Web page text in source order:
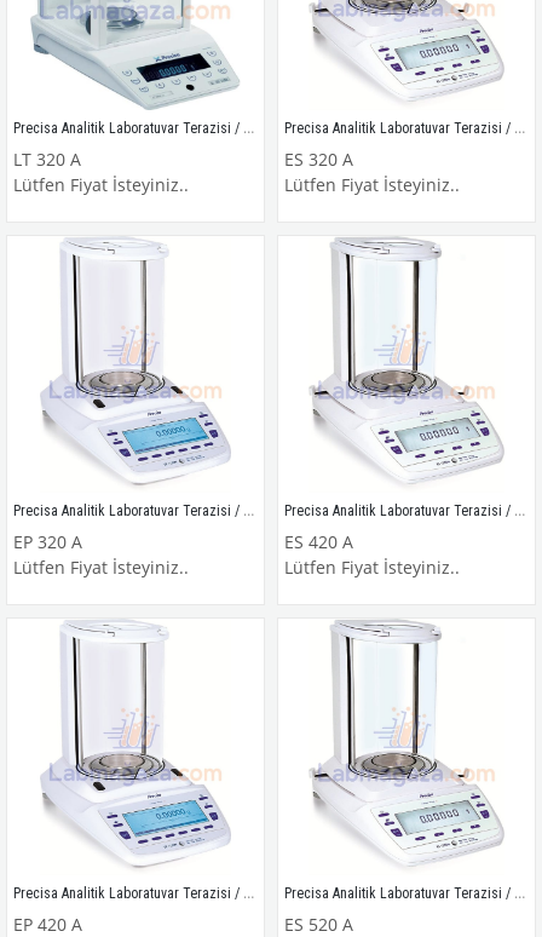
Precisa Analitik Laboratuvar Terazisi / LT 320 A
LT 320 A
Lütfen Fiyat İsteyiniz..
Precisa Analitik Laboratuvar Terazisi / ES 320 A
ES 320 A
Lütfen Fiyat İsteyiniz..
Precisa Analitik Laboratuvar Terazisi / EP 320 A
EP 320 A
Lütfen Fiyat İsteyiniz..
Precisa Analitik Laboratuvar Terazisi / ES 420 A
ES 420 A
Lütfen Fiyat İsteyiniz..
Precisa Analitik Laboratuvar Terazisi / EP 420 A
EP 420 A
Precisa Analitik Laboratuvar Terazisi / ES 520 A
ES 520 A